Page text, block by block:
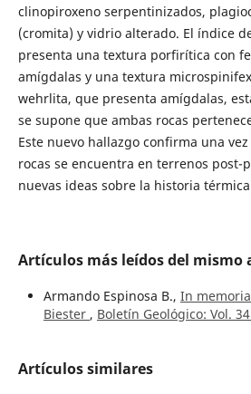
clinopiroxeno serpentinizados,
(cromita) y vidrio alterado. El índice
presenta una textura porfirítica con
amígdalas y una textura
wehrlita, que presenta amígdalas,
se supone que ambas rocas
Este nuevo hallazgo confirma una
rocas se encuentra en terrenos post-
nuevas ideas sobre la historia
Artículos más leídos del mismo
Armando Espinosa B., In
Biester , Boletín Geológico: Vol.
Artículos similares